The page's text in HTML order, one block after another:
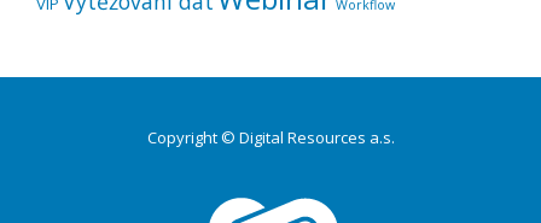
Workflow
Copyright © Digital Resources a.s.